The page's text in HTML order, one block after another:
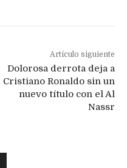
Artículo siguiente
Dolorosa derrota deja a
Cristiano Ronaldo sin un
nuevo título con el Al
Nassr